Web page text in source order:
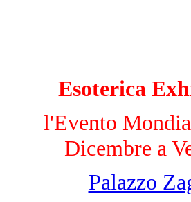
Esoterica
l'Evento
Dicembre a
Palazzo